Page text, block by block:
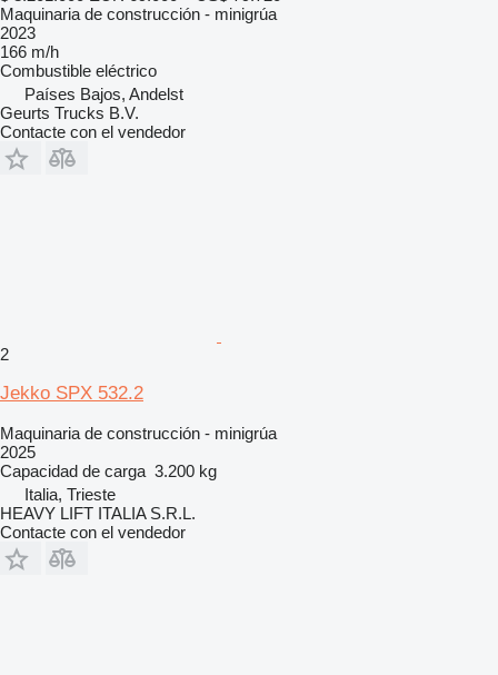
Maquinaria de construcción - minigrúa
2023
166 m/h
Combustible eléctrico
Países Bajos, Andelst
Geurts Trucks B.V.
Contacte con el vendedor
2
Jekko SPX 532.2
Maquinaria de construcción - minigrúa
2025
Capacidad de carga 3.200 kg
Italia, Trieste
HEAVY LIFT ITALIA S.R.L.
Contacte con el vendedor